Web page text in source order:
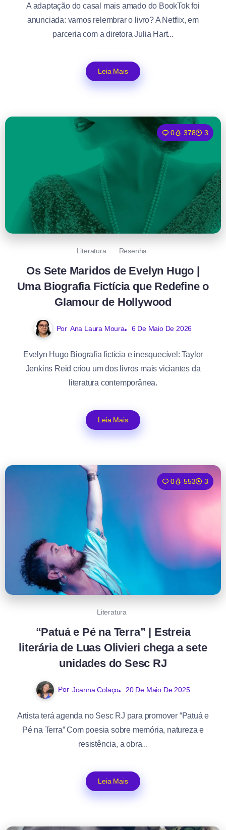
A adaptação do casal mais amado do BookTok foi
anunciada: vamos relembrar o livro? A Netflix, em
parceria com a diretora Julia Hart...
Leia Mais
0 378 3
Literatura Resenha
Os Sete Maridos de Evelyn Hugo |
Uma Biografia Fictícia que Redefine o
Glamour de Hollywood
Por Ana Laura Moura 6 De Maio De 2026
Evelyn Hugo Biografia fictícia e inesquecível: Taylor
Jenkins Reid criou um dos livros mais viciantes da
literatura contemporânea.
Leia Mais
0 553 3
Literatura
“Patuá e Pé na Terra” | Estreia
literária de Luas Olivieri chega a sete
unidades do Sesc RJ
Por Joanna Colaço 20 De Maio De 2025
Artista terá agenda no Sesc RJ para promover “Patuá e
Pé na Terra” Com poesia sobre memória, natureza e
resistência, a obra...
Leia Mais